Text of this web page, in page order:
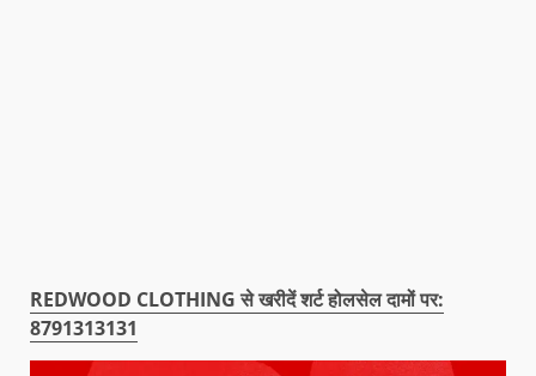
REDWOOD CLOTHING से खरीदें शर्ट होलसेल दामों पर:
8791313131